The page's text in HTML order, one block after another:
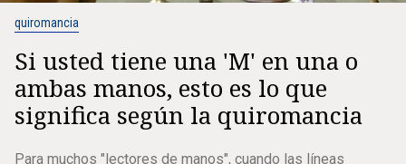
quiromancia
Si usted tiene una 'M' en una o
ambas manos, esto es lo que
significa según la quiromancia
Para muchos "lectores de manos", cuando las líneas